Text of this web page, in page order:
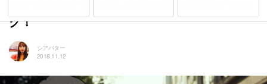
ク！
シアバター
2018.11.12